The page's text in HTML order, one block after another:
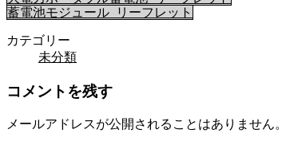
蓄電池モジュール_リーフレット
カテゴリー
未分類
コメントを残す
メールアドレスが公開されることはありません。